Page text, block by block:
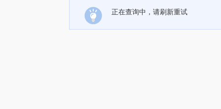
正在查询中，请刷新重试